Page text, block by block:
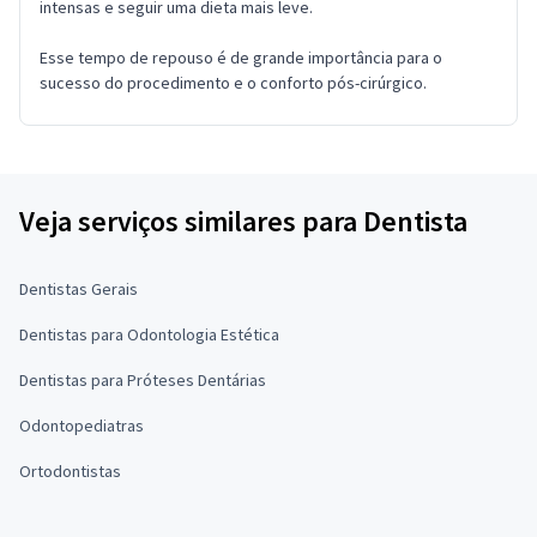
intensas e seguir uma dieta mais leve.
Esse tempo de repouso é de grande importância para o
sucesso do procedimento e o conforto pós-cirúrgico.
Veja serviços similares para Dentista
Dentistas Gerais
Dentistas para Odontologia Estética
Dentistas para Próteses Dentárias
Odontopediatras
Ortodontistas